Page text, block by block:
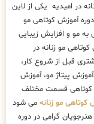
در امیدیه یکی از لاین
آموزش کوتاهی مو
به مو و افزایش زیبایی
مو زنانه در
قبل از شروع کار،
پیتاژ مو، آموزش
کوتاهی قسمت مختلف
کوتاهی مو زنانه می شود
گرامی در دوره